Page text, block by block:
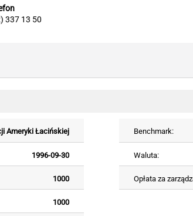
337 13 50
Ameryki Łacińskiej
1996-09-30
1000
1000
Benchmark:
Waluta:
Opłata za